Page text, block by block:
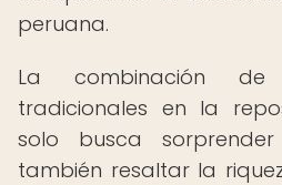
peruana.
La combinación de
tradicionales en la
solo busca
también resaltar la